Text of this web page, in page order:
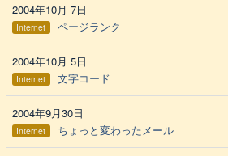
2004年10月 7日
Internet ページランク
2004年10月 5日
Internet 文字コード
2004年9月30日
Internet ちょっと変わったメール